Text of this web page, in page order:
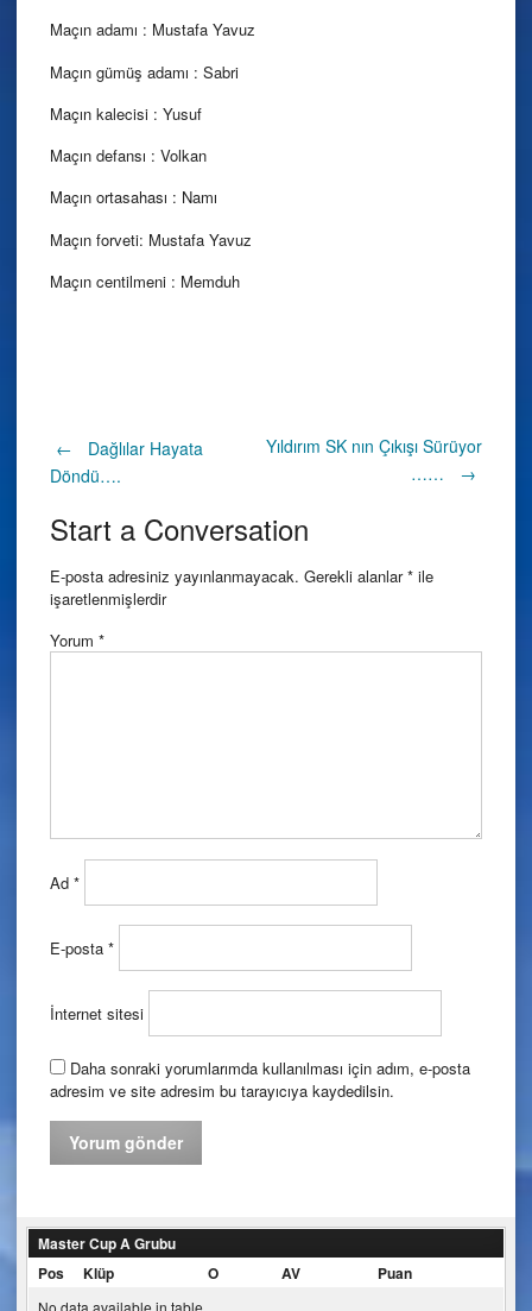
Maçın adamı : Mustafa Yavuz
Maçın gümüş adamı : Sabri
Maçın kalecisi : Yusuf
Maçın defansı : Volkan
Maçın ortasahası : Namı
Maçın forveti: Mustafa Yavuz
Maçın centilmeni : Memduh
Post
navigation
←
Dağlılar Hayata
Döndü….
Yıldırım SK nın Çıkışı Sürüyor
……
→
Start a Conversation
E-posta adresiniz yayınlanmayacak. Gerekli alanlar* ile
işaretlenmişlerdir
Yorum *
Ad *
E-posta *
İnternet sitesi
Daha sonraki yorumlarımda kullanılması için adım, e-posta
adresim ve site adresim bu tarayıcıya kaydedilsin.
Master Cup A Grubu
Pos
Klüp O AV Puan
No data available in table